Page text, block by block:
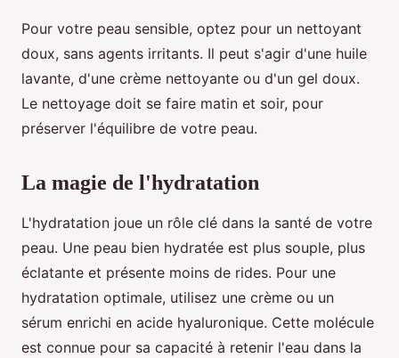
Pour votre peau sensible, optez pour un nettoyant
doux, sans agents irritants. Il peut s'agir d'une huile
lavante, d'une crème nettoyante ou d'un gel doux.
Le nettoyage doit se faire matin et soir, pour
préserver l'équilibre de votre peau.
La magie de l'hydratation
L'hydratation joue un rôle clé dans la santé de votre
peau. Une peau bien hydratée est plus souple, plus
éclatante et présente moins de rides. Pour une
hydratation optimale, utilisez une crème ou un
sérum enrichi en acide hyaluronique. Cette molécule
est connue pour sa capacité à retenir l'eau dans la